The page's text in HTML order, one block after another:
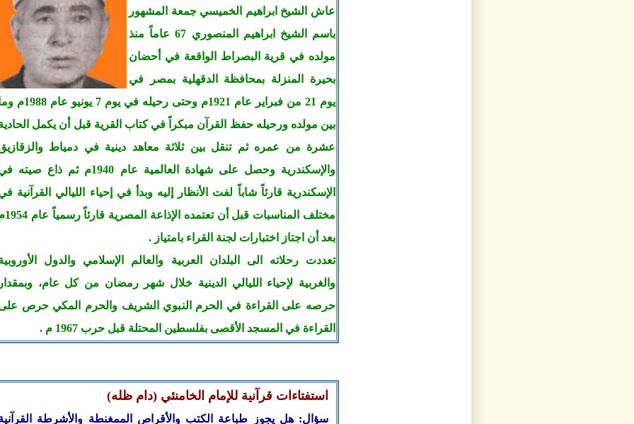
عاش الشيخ ابراهيم الخميسي جمعة المشهور
باسم الشيخ ابراهيم المنصوري 67 عاماً منذ
مولده في قرية البصراط الواقعة في أحضان
بحيرة المنزلة بمحافظة الدقهلية بمصر في
يوم 21 من فبراير عام 1921م وحتى رحيله في يوم 7 يونيو عام
بين مولده ورحيله حفظ القرآن مبكراً في كتاب القرية قبل أن يكمل
عشرة من عمره ثم تنقل بين ثلاثة معاهد دينية في دمياط
والإسكندرية وحصل على شهادة العالمية عام 1940م ثم ذاع صيته
الإسكندرية قارئاً شاباً لفت الأنظار إليه وبدأ في إحياء الليالي القرآنية
مختلف المناسبات قبل أن تعتمده
بعد أن اجتاز اختبارات لجنة القراء بامتياز .
تعددت رحلاته الى البلدان العربية والعالم الإسلامي والدول
والغربية لإحياء الليالي الدينية خلال شهر رمضان من كل عام، وبمقدار
حرصه على القراءة في الحرم النبوي الشريف والحرم المكي حرص
القراءة في المسجد الأقصى بفلسطين المحتلة قبل حرب 1967 م .
استفتاءات قرآنية للإمام الخامنئي (دام ظله)
سؤال: هل يجوز طباعة الكتب والأقراص الممغنطة والأشرطة